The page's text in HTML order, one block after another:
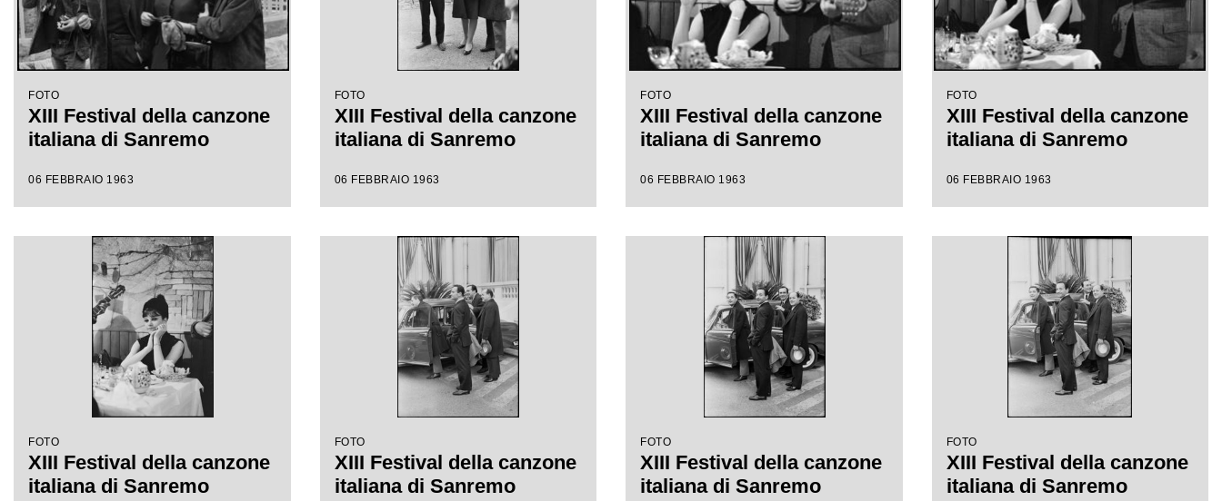
FOTO
XIII Festival della canzone
italiana di Sanremo
06 FEBBRAIO 1963
FOTO
XIII Festival della canzone
italiana di Sanremo
06 FEBBRAIO 1963
FOTO
XIII Festival della canzone
italiana di Sanremo
06 FEBBRAIO 1963
FOTO
XIII Festival della canzone
italiana di Sanremo
06 FEBBRAIO 1963
FOTO
XIII Festival della canzone
italiana di Sanremo
FOTO
XIII Festival della canzone
italiana di Sanremo
FOTO
XIII Festival della canzone
italiana di Sanremo
FOTO
XIII Festival della canzone
italiana di Sanremo